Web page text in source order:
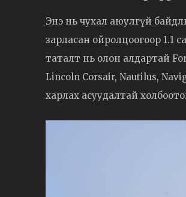
Энэ нь чухал аюулгүй
зарласан ойролцоогоор 1.1
таталт нь олон алдартай
Lincoln Corsair, Nautilus,
харлах асуудалтай